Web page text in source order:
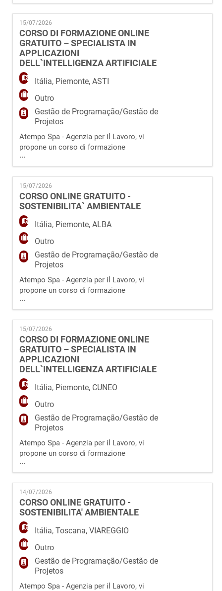
manutenzione industriale un/una
PROGRAMMATORE PLC CNC SIEMENS /
FANUC MACCHINE UTENSILI da inserire
presso lo stabilimento industriale di Avigliana
(TO) La risorsa si occuperà di: ·
programmazione del percorso utensili
15/07/2026
CORSO DI FORMAZIONE ONLINE
GRATUITO – SPECIALISTA IN
APPLICAZIONI
DELL`INTELLIGENZA ARTIFICIALE
Itália, Piemonte,ASTI
Outro
Gestão de Programação/Gestão de
Projetos
Atempo Spa - Agenzia per il Lavoro, vi
propone un corso di formazione
professionale totalmente GRATUITO e svolto
interamente ONLINE, sul tema
dell' INTELLIGENZA ARTIFICIALE per formare
"Specialista in applicazioni dell'Intelligenza
Artificiale per la Trasformazione Digitale". Il
corso è interamente finanziato dal fondo
Forma.Temp. Figura profe
...
15/07/2026
CORSO ONLINE GRATUITO -
SOSTENIBILITA` AMBIENTALE
Itália, Piemonte,ALBA
Outro
Gestão de Programação/Gestão de
Projetos
Atempo Spa - Agenzia per il Lavoro, vi
propone un corso di formazione
professionale totalmente GRATUITO e svolto
interamente ONLINE, sul tema del GREEN
PROJECT MANAGEMENT per formare
"Specialisti in gestione e controllo di progetti
di sostenibilità nelle imprese". Il corso è
interamente finanziato dal fondo Forma.Temp.
Figura professionale in
...
15/07/2026
CORSO DI FORMAZIONE ONLINE
GRATUITO – SPECIALISTA IN
APPLICAZIONI
DELL`INTELLIGENZA ARTIFICIALE
Itália, Piemonte, CUNEO
Outro
Gestão de Programação/Gestão de
Projetos
Atempo Spa - Agenzia per il Lavoro, vi
propone un corso di formazione
professionale totalmente GRATUITO e svolto
interamente ONLINE, sul tema
dell' INTELLIGENZA ARTIFICIALE per formare
"Specialista in applicazioni dell'Intelligenza
Artificiale per la Trasformazione Digitale". Il
corso è interamente finanziato dal fondo
Forma.Temp. Figura profe
...
14/07/2026
CORSO ONLINE GRATUITO -
SOSTENIBILITA' AMBIENTALE
Itália,Toscana,VIAREGGIO
Outro
Gestão de Programação/Gestão de
Projetos
Atempo Spa - Agenzia per il Lavoro, vi